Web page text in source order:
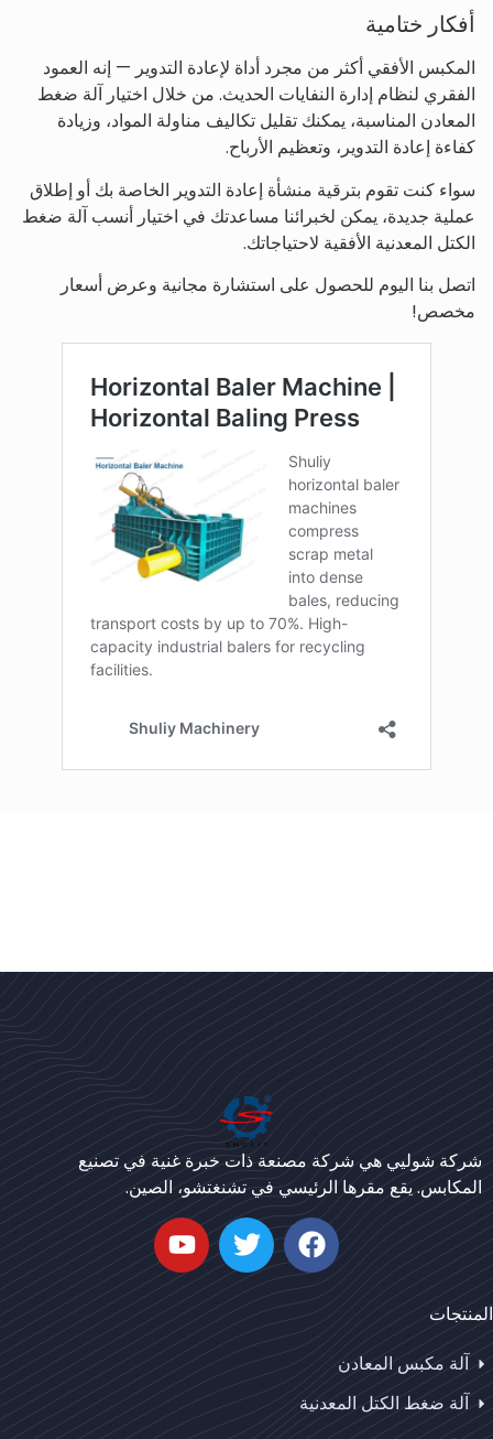
أفكار ختامية
المكبس الأفقي أكثر من مجرد أداة لإعادة التدوير — إنه العمود
الفقري لنظام إدارة النفايات الحديث. من خلال اختيار آلة ضغط
المعادن المناسبة، يمكنك تقليل تكاليف مناولة المواد، وزيادة
كفاءة إعادة التدوير، وتعظيم الأرباح.
سواء كنت تقوم بترقية منشأة إعادة التدوير الخاصة بك أو إطلاق
عملية جديدة، يمكن لخبرائنا مساعدتك في اختيار أنسب آلة ضغط
الكتل المعدنية الأفقية لاحتياجاتك.
اتصل بنا اليوم للحصول على استشارة مجانية وعرض أسعار
مخصص!
شركة شوليي هي شركة مصنعة ذات خبرة غنية في تصنيع
المكابس. يقع مقرها الرئيسي في تشنغتشو، الصين.
المنتجات
آلة مكبس المعادن
آلة ضغط الكتل المعدنية
Turkish
Japanese
Email
Wechat